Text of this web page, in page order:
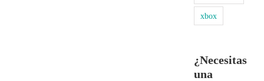
xbox
¿Necesitas
una